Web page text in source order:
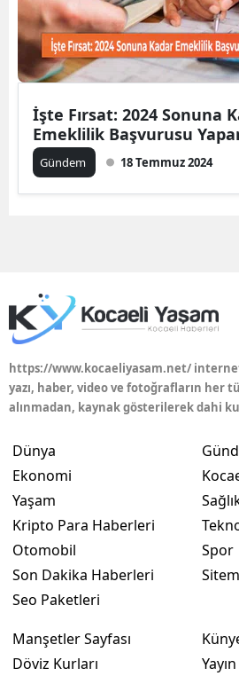
İşte Fırsat: 2024 Sonuna
Emeklilik Başvurusu
Gündem 18 Temmuz 2024
https://www.kocaeliyasam.net/
yazı, haber, video ve fotoğrafların her
alınmadan, kaynak gösterilerek dahi
Dünya
Ekonomi
Yaşam
Kripto Para Haberleri
Otomobil
Son Dakika Haberleri
Seo Paketleri
Spor
Manşetler Sayfası
Döviz Kurları